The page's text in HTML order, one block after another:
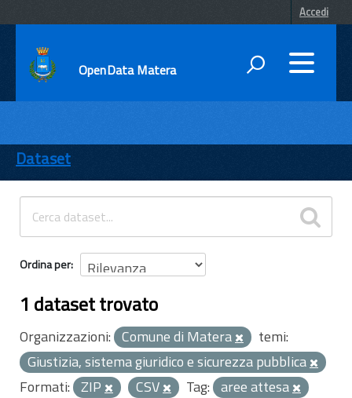
Accedi
OpenData Matera
ENTI
TEMI
INFORMAZIONI
Dataset
Ordina per
1 dataset trovato
Organizzazioni: Comune di Matera
temi:
Giustizia, sistema giuridico e sicurezza pubblica
Formati: ZIP CSV Tag: aree attesa